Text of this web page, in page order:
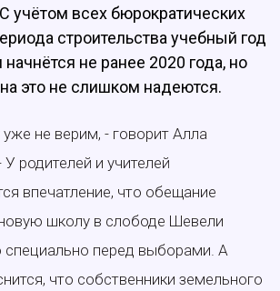
учётом всех бюрократических
строительства учебный год
не ранее 2020 года, но
это не слишком надеются.
не верим, - говорит Алла
родителей и учителей
впечатление, что обещание
школу в слободе Шевели
специально перед выборами. А
что собственники земельного